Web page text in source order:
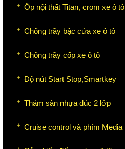
Ốp nội thất Titan, crom xe ô tô
Chống trầy bậc cửa xe ô tô
Chống trầy cốp xe ô tô
Độ nút Start Stop,Smartkey
Thảm sàn nhựa đúc 2 lớp
Cruise control và phím Media